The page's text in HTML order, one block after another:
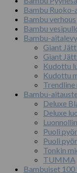
Bambu Ruoko-
Bambu
Bambu
Bambu-
Giant
Giant
Kudottu
Kudottu
Trendline
Bambu-
Deluxe
Deluxe
Puoli
Puoli
Tonkin
TUMMA
Bambuiset